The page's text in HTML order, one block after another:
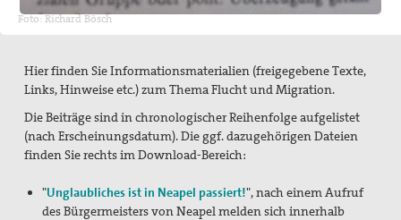
Pressemitteilungen
pax info
Newsletter
Der Heilige Martin
Weiteres
Foto: Richard Bösch
Hier finden Sie Informationsmaterialien (freigegebene Texte,
Links, Hinweise etc.) zum Thema Flucht und Migration.
Die Beiträge sind in chronologischer Reihenfolge aufgelistet
(nach Erscheinungsdatum). Die ggf. dazugehörigen Dateien
finden Sie rechts im Download-Bereich:
"Unglaubliches ist in Neapel passiert!", nach einem Aufruf
des Bürgermeisters von Neapel melden sich innerhalb